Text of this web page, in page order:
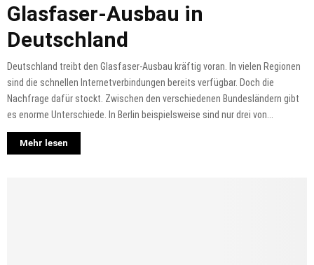
Glasfaser-Ausbau in
Deutschland
Deutschland treibt den Glasfaser-Ausbau kräftig voran. In vielen Regionen
sind die schnellen Internetverbindungen bereits verfügbar. Doch die
Nachfrage dafür stockt. Zwischen den verschiedenen Bundesländern gibt
es enorme Unterschiede. In Berlin beispielsweise sind nur drei von...
Mehr lesen